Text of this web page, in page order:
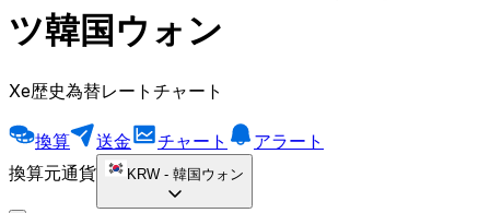
ツ韓国ウォン
Xe歴史為替レートチャート
換算 送金 チャート
アラート
換算元通貨
KRW - 韓国ウォン